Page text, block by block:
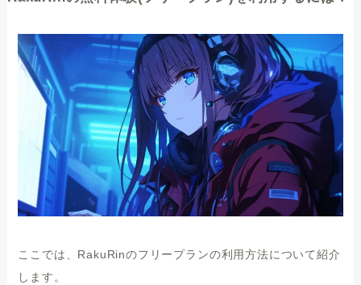
ここでは、RakuRinのフリープランの利用方法について紹介
します。